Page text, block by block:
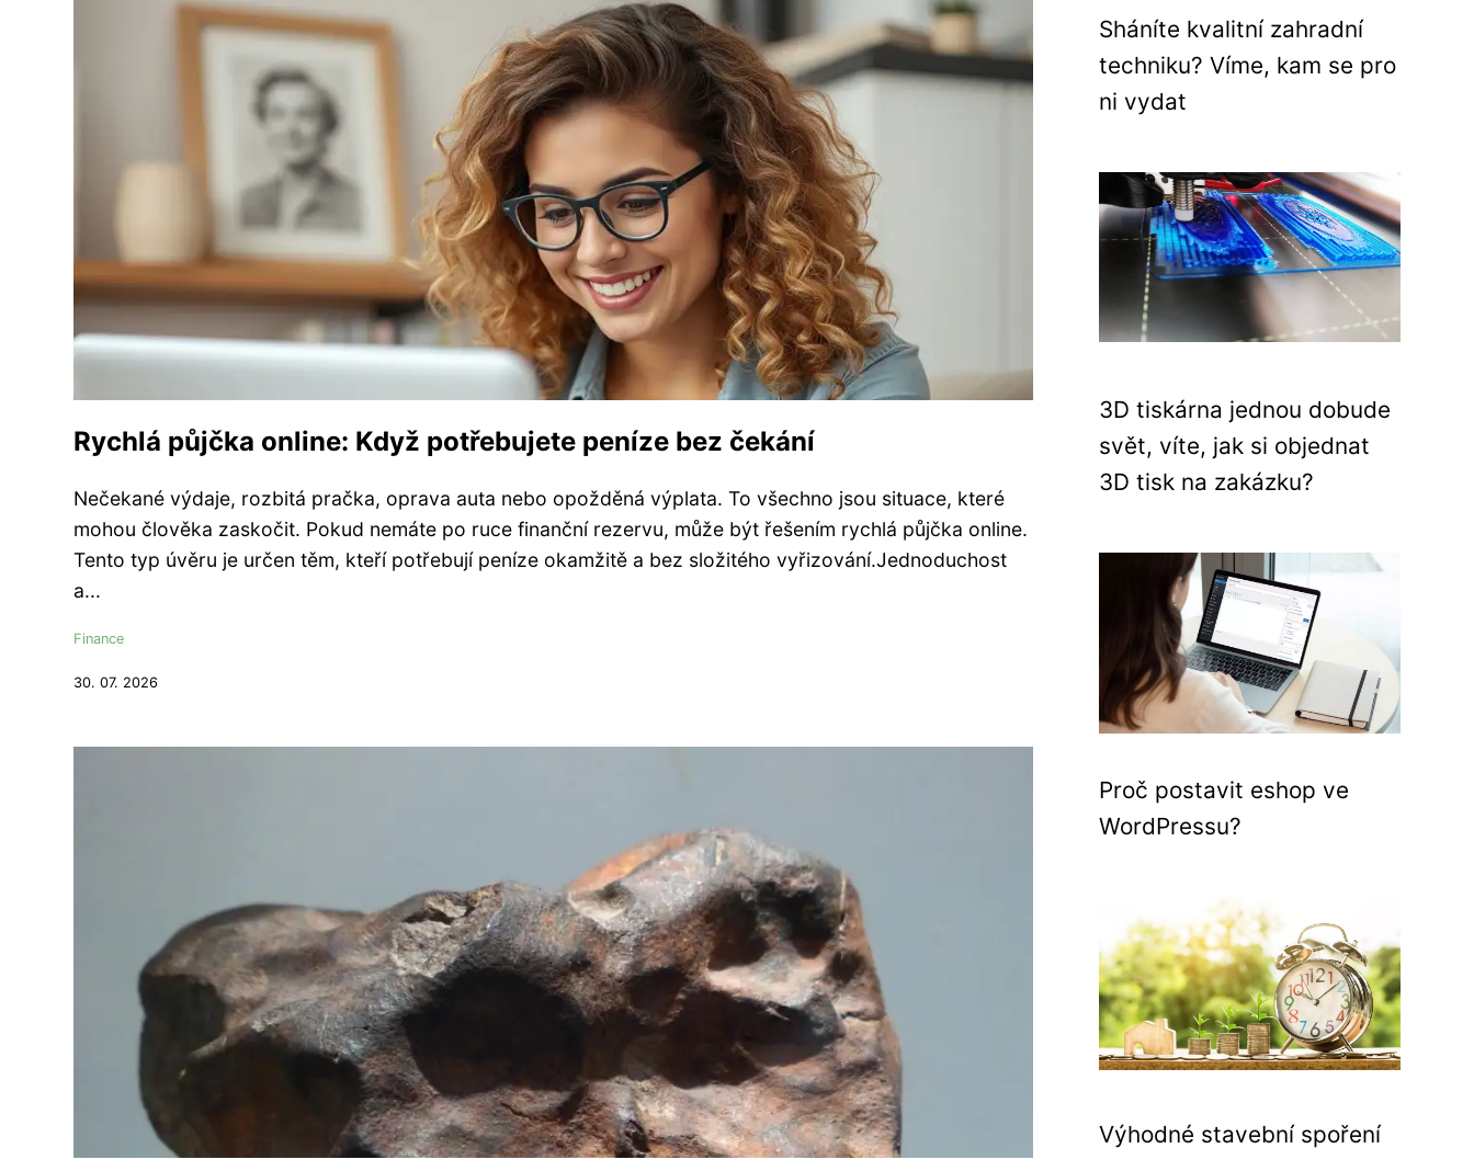
Rychlá půjčka online: Když potřebujete peníze bez čekání
Nečekané výdaje, rozbitá pračka, oprava auta nebo opožděná výplata. To všechno jsou situace, které
mohou člověka zaskočit. Pokud nemáte po ruce finanční rezervu, může být řešením rychlá půjčka online.
Tento typ úvěru je určen těm, kteří potřebují peníze okamžitě a bez složitého vyřizování.Jednoduchost
a...
Finance
30. 07. 2026
Sháníte kvalitní zahradní
techniku? Víme, kam se pro
ni vydat
3D tiskárna jednou dobude
svět, víte, jak si objednat
3D tisk na zakázku?
Proč postavit eshop ve
WordPressu?
Výhodné stavební spoření